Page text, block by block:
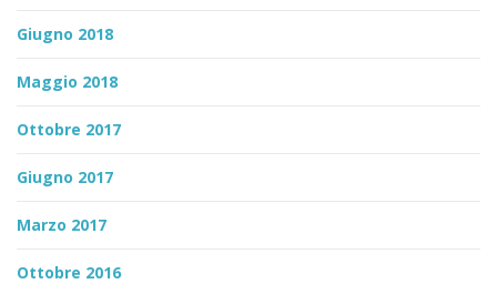
Giugno 2018
Maggio 2018
Ottobre 2017
Giugno 2017
Marzo 2017
Ottobre 2016